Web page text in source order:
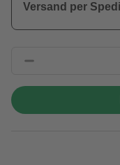
Versand per